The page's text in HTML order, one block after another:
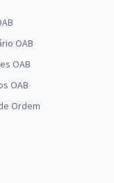
do Norte -
Analista de Trânsito -
OAB
OAB
OAB
Ordem